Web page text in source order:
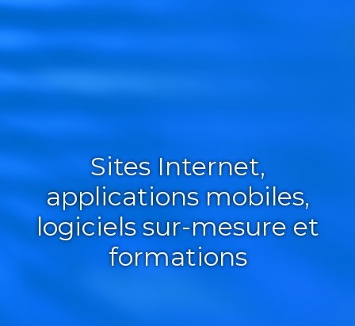
Sites Internet,
applications mobiles,
logiciels sur-mesure et
formations